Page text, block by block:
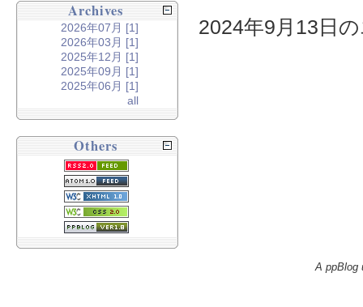
2024年9月13日
Archives
2026年07月 [1]
2026年03月 [1]
2025年12月 [1]
2025年09月 [1]
2025年06月 [1]
all
Others
A ppBlog